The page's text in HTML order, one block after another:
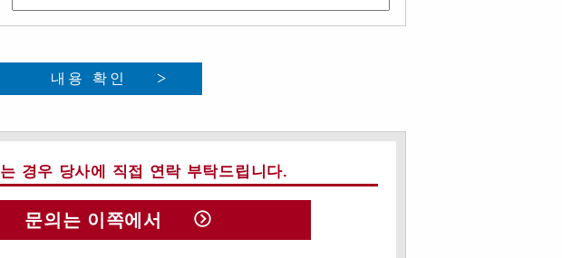
내용 확인
경우 당사에 직접 연락 부탁드립니다.
문의는 이쪽에서